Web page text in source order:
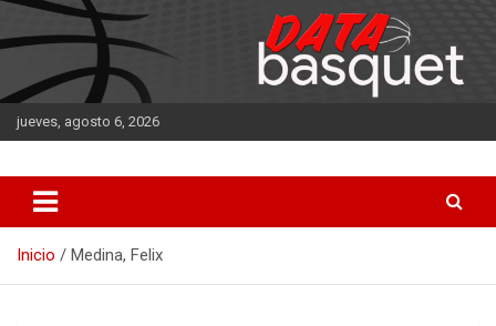
Saltar
al
contenido
jueves, agosto 6, 2026
DATA Basquet
Inicio Medina, Felix